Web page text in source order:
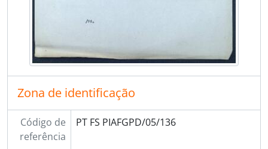
Zona de identificação
Código de
referência
PT FS PIAFGPD/05/136